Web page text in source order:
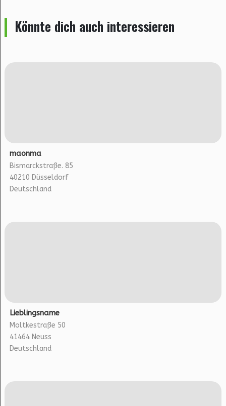
Könnte dich auch interessieren
maonma
Bismarckstraße. 85
40210 Düsseldorf
Deutschland
Lieblingsname
Moltkestraße 50
41464 Neuss
Deutschland